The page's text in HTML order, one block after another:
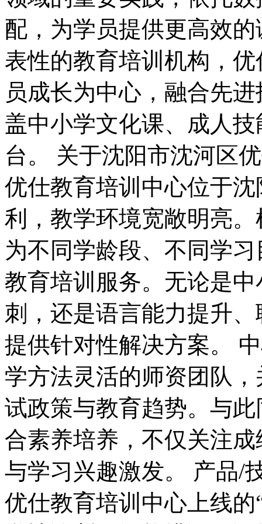
配，为学员提供更高效
表性的教育培训机构，
员成长为中心，融合先
盖中小学文化课、成人
台。 关于沈阳市沈河区
优仕教育培训中心位于
利，教学环境宽敞明亮
为不同学龄段、不同学
教育培训服务。无论是
刺，还是语言能力提升
提供针对性解决方案。
学方法灵活的师资团队
试政策与教育趋势。与
合素养培养，不仅关注
与学习兴趣激发。 产品/
优仕教育培训中心上线